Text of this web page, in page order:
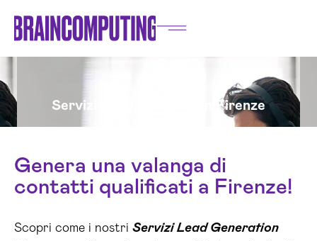
Servizi Lead Generation Firenze
Genera una valanga di
contatti qualificati a Firenze!
Scopri come i nostri Servizi Lead Generation